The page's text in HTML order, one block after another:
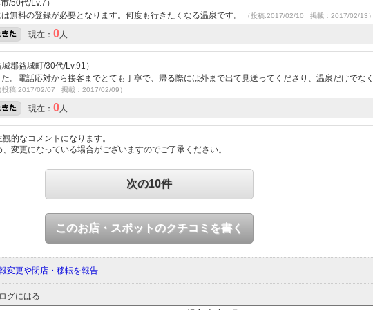
/50代/Lv.7）
無料の登録が必要となります。何度も行きたくなる温泉です。
（投稿:2017/02/10 掲載：2017/02/13）
現在： 0人
郡益城町/30代/Lv.91）
。電話応対から接客までとても丁寧で、帰る際には外まで出て見送ってくださり、温泉だけでな
投稿:2017/02/07 掲載：2017/02/09）
現在： 0人
的なコメントになります。
変更になっている場合がございますのでご了承ください。
次の10件
このお店・スポットのクチコミを書く
変更や閉店・移転を報告
グにはる